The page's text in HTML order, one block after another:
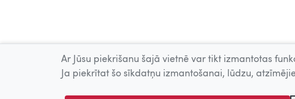
Ar Jūsu piekrišanu šajā vietnē var tikt izmantotas
Ja piekrītat šo sīkdatņu izmantošanai, lūdzu,